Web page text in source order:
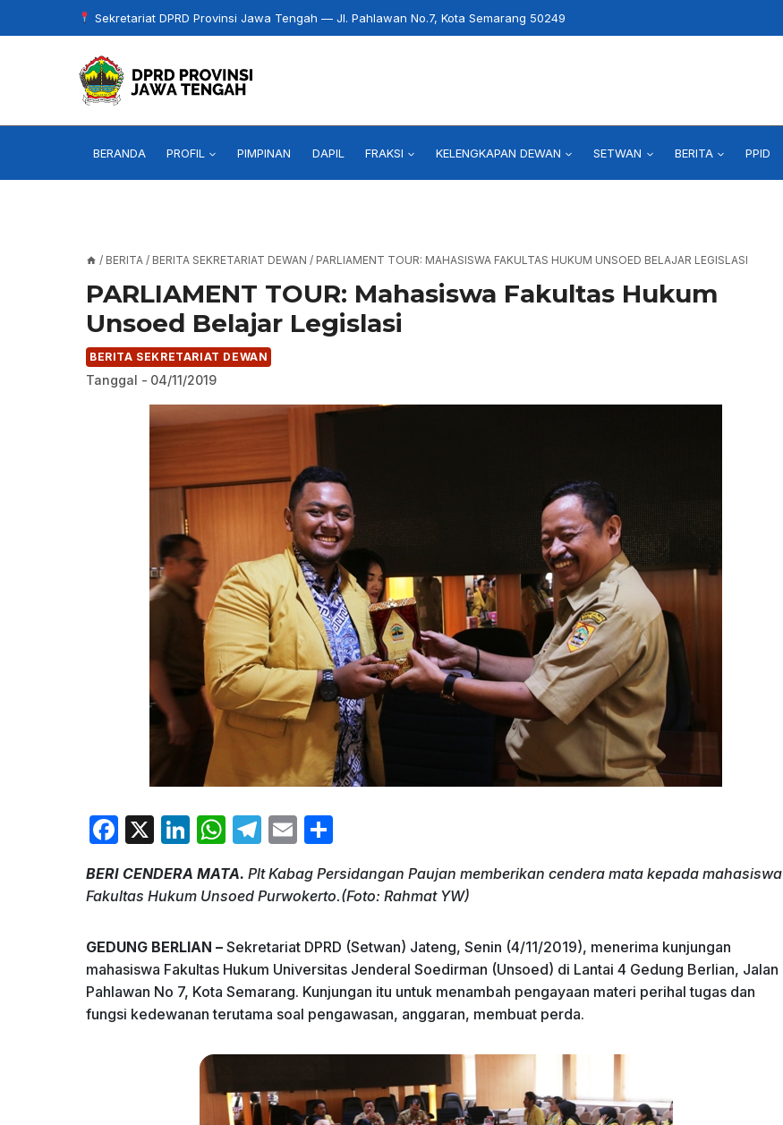
to
Sekretariat DPRD Provinsi Jawa Tengah — Jl. Pahlawan No.7, Kota Semarang 50249
BERANDA PROFIL PIMPINAN DAPIL FRAKSI KELENGKAPAN DEWAN SETWAN BERITA PPID
/ BERITA / BERITA SEKRETARIAT DEWAN / PARLIAMENT TOUR: MAHASISWA FAKULTAS HUKUM UNSOED BELAJAR LEGISLASI
PARLIAMENT TOUR: Mahasiswa Fakultas Hukum
Unsoed Belajar Legislasi
BERITA SEKRETARIAT DEWAN
Tanggal - 04/11/2019
F
c
b
o
o
k
X
Li
k
dI
n
W
at
A
p
p
T
e
a
m
E
ai ar
BERI CENDERA MATA. Plt Kabag Persidangan Paujan memberikan cendera mata kepada mahasiswa
Fakultas Hukum Unsoed Purwokerto.(Foto: Rahmat YW)
GEDUNG BERLIAN – Sekretariat DPRD (Setwan) Jateng, Senin (4/11/2019), menerima kunjungan
mahasiswa Fakultas Hukum Universitas Jenderal Soedirman (Unsoed) di Lantai 4 Gedung Berlian, Jalan
Pahlawan No 7, Kota Semarang. Kunjungan itu untuk menambah pengayaan materi perihal tugas dan
fungsi kedewanan terutama soal pengawasan, anggaran, membuat perda.